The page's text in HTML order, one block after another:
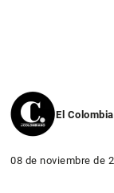
El
08 de noviembre de